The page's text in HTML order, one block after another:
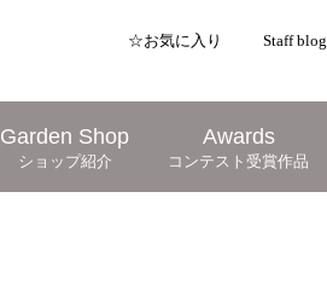
☆お気に入り Staff blog
Garden Shop
ショップ紹介
Awards
コンテスト受賞作品